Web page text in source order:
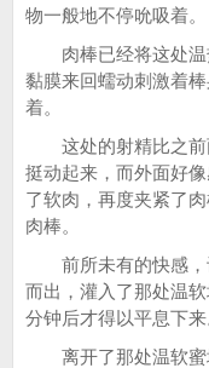
物一般地不停吮吸着。
肉棒已经将这处温
黏膜来回蠕动刺激着
着。
这处的射精比之前
挺动起来，而外面好
了软肉，再度夹紧了
肉棒。
前所未有的快感，
而出，灌入了那处温
分钟后才得以平息下来
离开了那处温软蜜